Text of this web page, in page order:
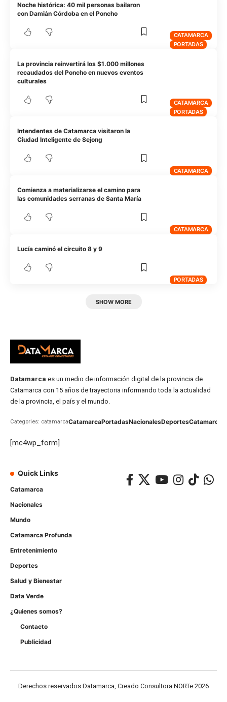
CATAMARCA
PORTADAS
Noche histórica: 40 mil personas bailaron
con Damián Córdoba en el Poncho
CATAMARCA
PORTADAS
La provincia reinvertirá los $1.000 millones
recaudados del Poncho en nuevos eventos
culturales
CATAMARCA
Intendentes de Catamarca visitaron la
Ciudad Inteligente de Sejong
CATAMARCA
Comienza a materializarse el camino para
las comunidades serranas de Santa María
PORTADAS
Lucía caminó el circuito 8 y 9
SHOW MORE
Datamarca es un medio de información digital de la provincia de
Catamarca con 15 años de trayectoria informando toda la actualidad
de la provincia, el país y el mundo.
Categories: catamarcaCatamarcaPortadasNacionalesDeportesCatamarca
[mc4wp_form]
Quick Links
Catamarca
Nacionales
Mundo
Catamarca Profunda
Entretenimiento
Deportes
Salud y Bienestar
Data Verde
¿Quienes somos?
Contacto
Publicidad
Derechos reservados Datamarca, Creado Consultora NORTe 2026